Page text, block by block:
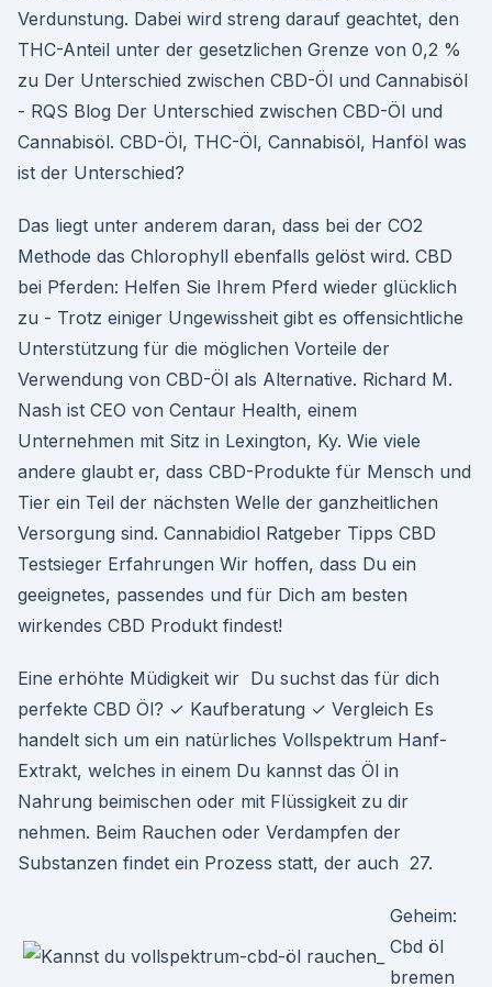
Verdunstung. Dabei wird streng darauf geachtet, den
THC-Anteil unter der gesetzlichen Grenze von 0,2 %
zu Der Unterschied zwischen CBD-Öl und Cannabisöl
- RQS Blog Der Unterschied zwischen CBD-Öl und
Cannabisöl. CBD-Öl, THC-Öl, Cannabisöl, Hanföl was
ist der Unterschied?
Das liegt unter anderem daran, dass bei der CO2
Methode das Chlorophyll ebenfalls gelöst wird. CBD
bei Pferden: Helfen Sie Ihrem Pferd wieder glücklich
zu - Trotz einiger Ungewissheit gibt es offensichtliche
Unterstützung für die möglichen Vorteile der
Verwendung von CBD-Öl als Alternative. Richard M.
Nash ist CEO von Centaur Health, einem
Unternehmen mit Sitz in Lexington, Ky. Wie viele
andere glaubt er, dass CBD-Produkte für Mensch und
Tier ein Teil der nächsten Welle der ganzheitlichen
Versorgung sind. Cannabidiol Ratgeber Tipps CBD
Testsieger Erfahrungen Wir hoffen, dass Du ein
geeignetes, passendes und für Dich am besten
wirkendes CBD Produkt findest!
Eine erhöhte Müdigkeit wir Du suchst das für dich
perfekte CBD Öl? ✓ Kaufberatung ✓ Vergleich Es
handelt sich um ein natürliches Vollspektrum Hanf-
Extrakt, welches in einem Du kannst das Öl in
Nahrung beimischen oder mit Flüssigkeit zu dir
nehmen. Beim Rauchen oder Verdampfen der
Substanzen findet ein Prozess statt, der auch 27.
Geheim:
Cbd öl
bremen